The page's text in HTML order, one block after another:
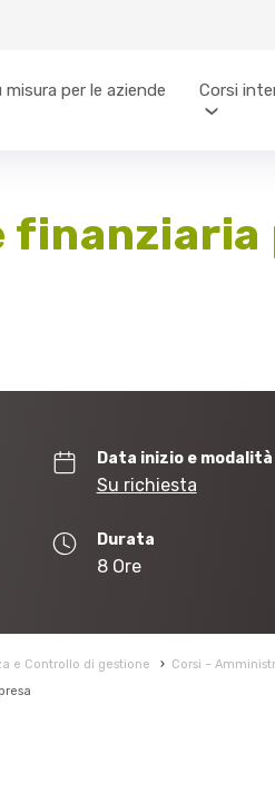
misura per le aziende Corsi
Data inizio e modalità
Su richiesta
Durata
8 Ore
e Controllo di gestione › Corsi –